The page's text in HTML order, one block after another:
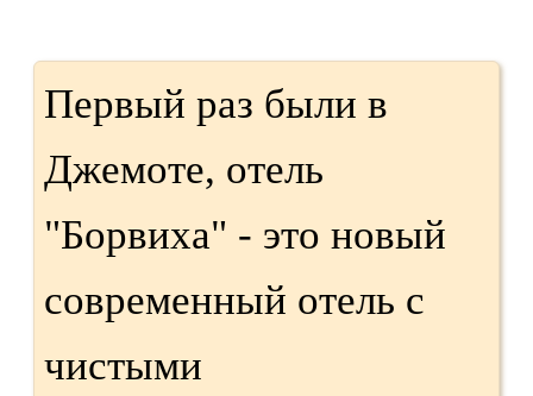
Первый раз были в
Джемоте, отель
"Борвиха" - это новый
современный отель с
чистыми